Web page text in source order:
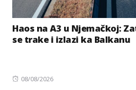
Haos na A3 u Njemačkoj:
se trake i izlazi ka Balkanu
Posted
08/08/2026